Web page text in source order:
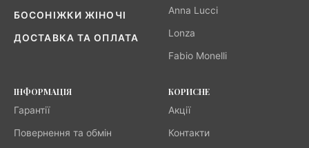
БОСОНІЖКИ ЖІНОЧІ
ДОСТАВКА ТА ОПЛАТА
Anna Lucci
Lonza
Fabio Monelli
ІНФОРМАЦІЯ
Гарантії
Повернення та обмін
КОРИСНЕ
Акції
Контакти